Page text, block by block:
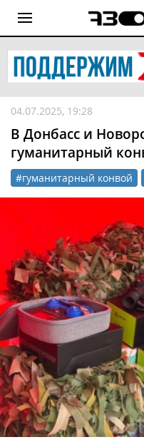
04.07.2025, 19:28
В Донбасс и
гуманитарный
#гуманитарный конвой